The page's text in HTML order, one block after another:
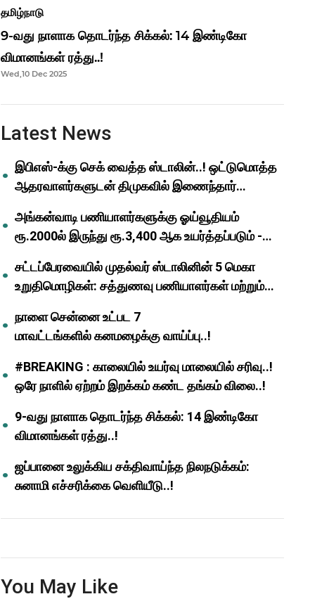
தமிழ்நாடு
9-வது நாளாக தொடர்ந்த சிக்கல்: 14 இண்டிகோ
விமானங்கள் ரத்து..!
Wed,10 Dec 2025
Latest News
இபிஎஸ்-க்கு செக் வைத்த ஸ்டாலின்..! ஒட்டுமொத்த
ஆதரவாளர்களுடன் திமுகவில் இணைந்தார்
அங்கன்வாடி பணியாளர்களுக்கு ஓய்வூதியம்
ரூ.2000ல் இருந்து ரூ.3,400 ஆக உயர்த்தப்படும் -
சட்டப்பேரவையில் முதல்வர் ஸ்டாலினின் 5 மெகா
உறுதிமொழிகள்: சத்துணவு பணியாளர்கள் மற்றும்
நாளை சென்னை உட்பட 7
மாவட்டங்களில் கனமழைக்கு வாய்ப்பு..!
#BREAKING : காலையில் உயர்வு மாலையில் சரிவு..!
ஒரே நாளில் ஏற்றம் இறக்கம் கண்ட தங்கம் விலை..!
9-வது நாளாக தொடர்ந்த சிக்கல்: 14 இண்டிகோ
விமானங்கள் ரத்து..!
ஜப்பானை உலுக்கிய சக்திவாய்ந்த நிலநடுக்கம்:
சுனாமி எச்சரிக்கை வெளியீடு..!
You May Like